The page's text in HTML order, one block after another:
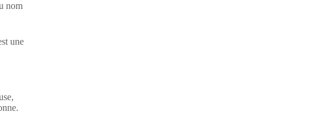
nom
une